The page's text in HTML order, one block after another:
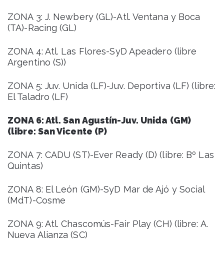
ZONA 3: J. Newbery (GL)-Atl. Ventana y Boca
(TA)-Racing (GL)
ZONA 4: Atl. Las Flores-SyD Apeadero (libre
Argentino (S))
ZONA 5: Juv. Unida (LF)-Juv. Deportiva (LF) (libre:
El Taladro (LF)
ZONA 6: Atl. San Agustín-Juv. Unida (GM)
(libre: San Vicente (P)
ZONA 7: CADU (ST)-Ever Ready (D) (libre: Bº Las
Quintas)
ZONA 8: El León (GM)-SyD Mar de Ajó y Social
(MdT)-Cosme
ZONA 9: Atl. Chascomús-Fair Play (CH) (libre: A.
Nueva Alianza (SC)